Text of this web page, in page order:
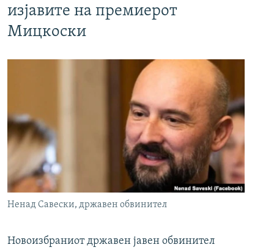
изјавите на премиерот
Мицкоски
Ненад Савески, државен обвинител
Новоизбраниот државен јавен обвинител